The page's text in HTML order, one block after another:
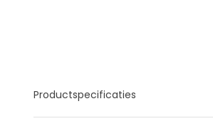
Productspecificaties